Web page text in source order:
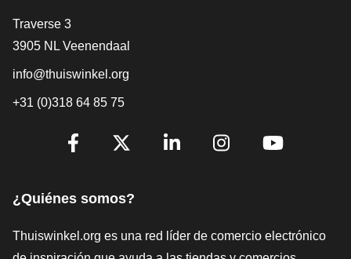
[_General:Contact]
Traverse 3
3905 NL Veenendaal
info@thuiswinkel.org
+31 (0)318 64 85 75
[_General:SocialMediaTitle]
¿Quiénes somos?
Thuiswinkel.org es una red líder de comercio electrónico